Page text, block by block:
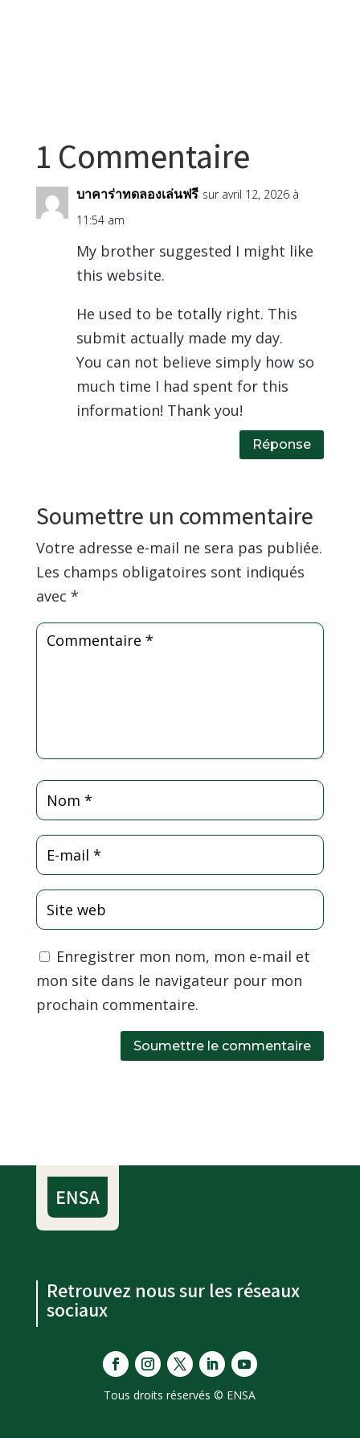
1 Commentaire
บาคาร่าทดลองเล่นฟรี sur avril 12, 2026 à
11:54 am
My brother suggested I might like
this website.
He used to be totally right. This
submit actually made my day.
You can not believe simply how so
much time I had spent for this
information! Thank you!
Réponse
Soumettre un commentaire
Votre adresse e-mail ne sera pas publiée.
Les champs obligatoires sont indiqués
avec *
Enregistrer mon nom, mon e-mail et
mon site dans le navigateur pour mon
prochain commentaire.
Soumettre le commentaire
Retrouvez nous sur les réseaux
sociaux
Tous droits réservés © ENSA